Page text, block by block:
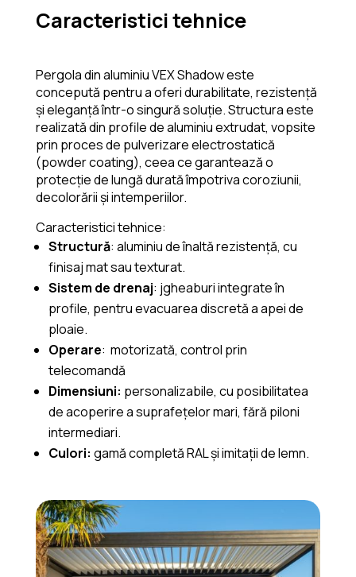
Caracteristici tehnice
Pergola din aluminiu VEX Shadow este
concepută pentru a oferi durabilitate, rezistență
și eleganță într-o singură soluție. Structura este
realizată din profile de aluminiu extrudat, vopsite
prin proces de pulverizare electrostatică
(powder coating), ceea ce garantează o
protecție de lungă durată împotriva coroziunii,
decolorării și intemperiilor.
Caracteristici tehnice:
Structură: aluminiu de înaltă rezistență, cu
finisaj mat sau texturat.
Sistem de drenaj: jgheaburi integrate în
profile, pentru evacuarea discretă a apei de
ploaie.
Operare: motorizată, control prin
telecomandă
Dimensiuni: personalizabile, cu posibilitatea
de acoperire a suprafețelor mari, fără piloni
intermediari.
Culori: gamă completă RAL și imitații de lemn.